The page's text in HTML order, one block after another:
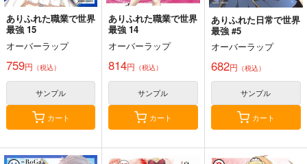
ありふれた職業で世界
最強 15
オーバーラップ
759円 （税込）
サンプル
カート
ありふれた職業で世界
最強 14
オーバーラップ
814円 （税込）
サンプル
カート
ありふれた日常で世界
最強 #5
オーバーラップ
682円 （税込）
サンプル
カート